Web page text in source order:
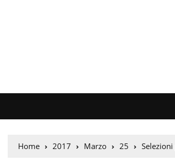
Home 2017 Marzo 25